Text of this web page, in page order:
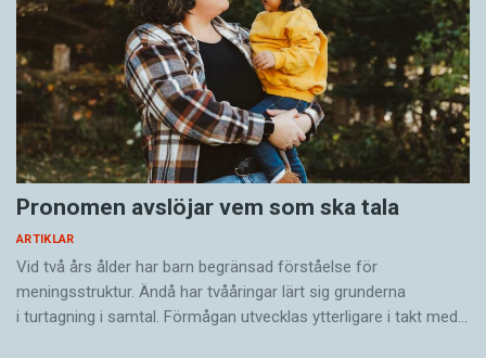
Pronomen avslöjar vem som ska tala
ARTIKLAR
Vid två års ålder har barn begränsad förståelse för
meningsstruktur. Ändå har tvååringar lärt sig grunderna
i turtagning i samtal. Förmågan utvecklas ytterligare i takt med…